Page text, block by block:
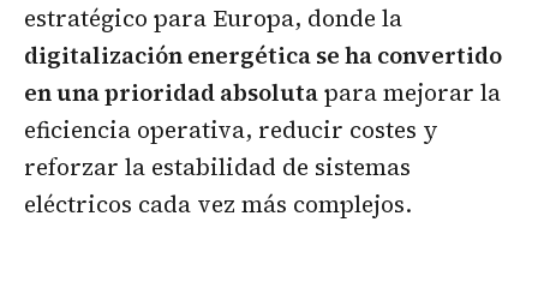
estratégico para Europa, donde la
digitalización energética se ha convertido
en una prioridad absolutapara mejorar la
eficiencia operativa, reducir costes y
reforzar la estabilidad de sistemas
eléctricos cada vez más complejos.